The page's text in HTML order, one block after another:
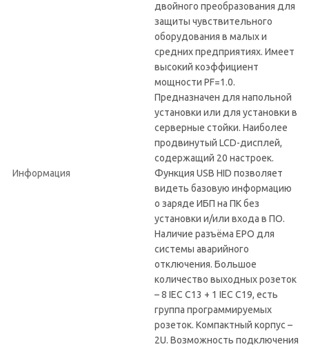
Информация
двойного преобразования для
защиты чувствительного
оборудования в малых и
средних предприятиях. Имеет
высокий коэффициент
мощности PF=1.0.
Предназначен для напольной
установки или для установки в
серверные стойки. Наиболее
продвинутый LCD-дисплей,
содержащий 20 настроек.
Функция USB HID позволяет
видеть базовую информацию
о заряде ИБП на ПК без
установки и/или входа в ПО.
Наличие разъёма EPO для
системы аварийного
отключения. Большое
количество выходных розеток
– 8 IEC C13 + 1 IEC C19, есть
группа программируемых
розеток. Компактный корпус –
2U. Возможность подключения